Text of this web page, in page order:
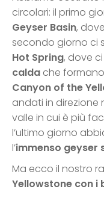
circolari: il primo
Geyser Basin,
secondo giorno ci
Hot Spring, dove
calda che
Canyon of the
andati in direzione
valle in cui è più
l’ultimo giorno
l’immenso geyser
Ma ecco il nostro
Yellowstone con i